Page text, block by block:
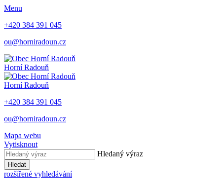
Menu
+420 384 391 045
ou@horniradoun.cz
Horní Radouň
Horní Radouň
+420 384 391 045
ou@horniradoun.cz
Mapa webu
Vytisknout
Hledaný výraz
Hledat
rozšířené vyhledávání